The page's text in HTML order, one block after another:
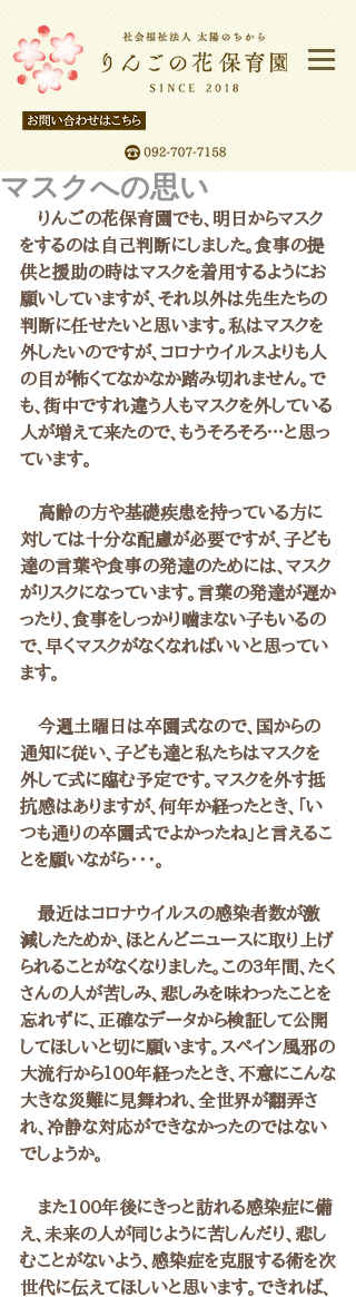
マスクへの思い
りんごの花保育園でも、明日からマスク
をするのは自己判断にしました。食事の提
供と援助の時はマスクを着用するようにお
願いしていますが、それ以外は先生たちの
判断に任せたいと思います。私はマスクを
外したいのですが、コロナウイルスよりも人
の目が怖くてなかなか踏み切れません。で
も、街中ですれ違う人もマスクを外している
人が増えて来たので、もうそろそろ…と思っ
ています。
高齢の方や基礎疾患を持っている方に
対しては十分な配慮が必要ですが、子ども
達の言葉や食事の発達のためには、マスク
がリスクになっています。言葉の発達が遅か
ったり、食事をしっかり噛まない子もいるの
で、早くマスクがなくなればいいと思ってい
ます。
今週土曜日は卒園式なので、国からの
通知に従い、子ども達と私たちはマスクを
外して式に臨む予定です。マスクを外す抵
抗感はありますが、何年か経ったとき、「い
つも通りの卒園式でよかったね」と言えるこ
とを願いながら・・・。
最近はコロナウイルスの感染者数が激
減したためか、ほとんどニュースに取り上げ
られることがなくなりました。この3年間、たく
さんの人が苦しみ、悲しみを味わったことを
忘れずに、正確なデータから検証して公開
してほしいと切に願います。スペイン風邪の
大流行から１00年経ったとき、不意にこんな
大きな災難に見舞われ、全世界が翻弄さ
れ、冷静な対応ができなかったのではない
でしょうか。
また100年後にきっと訪れる感染症に備
え、未来の人が同じように苦しんだり、悲し
むことがないよう、感染症を克服する術を次
世代に伝えてほしいと思います。できれば、